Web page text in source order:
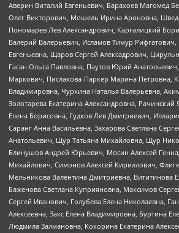
Аверин Виталий Евгеньевич, Барахоев Магомед
Олег Викторович, Мошель Ирина Ароновна,
Пономарев Лев Александрович, Каргалицкий
Валерий Валерьевич, Исламов Тимур
Евгеньевна, Щаров Сергей Алексадрович,
Гасан Ольга Павловна, Паутов Юрий
Маркович, Пислакова-Паркер Марина Петровна,
Владимировна, Чуркина Наталья Валерьевна,
Золотарева Екатерина Александровна,
Елена Борисовна, Гудков Лев Дмитриевич,
Саранг Анна Васильевна, Захарова Светлана
Анатольевич, Щур Татьяна Михайловна, Щур
Блинушов Андрей Юрьевич, Мосин Алексей
Михайлович, Симонов Алексей Кириллович,
Мельникова Валентина Дмитриевна, Вититинова
Баженова Светлана Куприяновна, Максимов
Сергей Иванович, Голубева Елена Николаевна,
Алексеевна, Закс Елена Владимировна, Буртина
Людмила Залмановна, Кокорина Екатерина